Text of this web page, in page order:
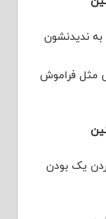
به ندیدنشون
مثل فراموش
یک بودن